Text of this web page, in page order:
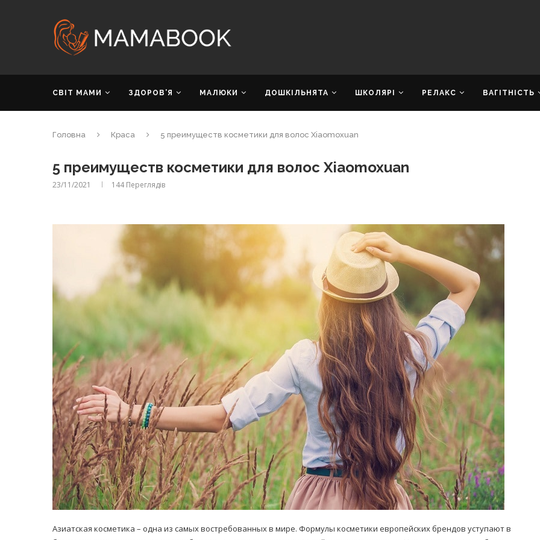
СВІТ МАМИ ЗДОРОВ’Я МАЛЮКИ ДОШКІЛЬНЯТА ШКОЛЯРІ РЕЛАКС ВАГІТНІСТЬ
Головна Краса 5 преимуществ косметики для волос Xiaomoxuan
5 преимуществ косметики для волос Xiaomoxuan
23/11/2021 144Переглядів
Азиатская косметика – одна из самых востребованных в мире. Формулы косметики европейских брендов уступают в
принимать
никакого кипятка
30/Січ/2021
Лікарі назвали симптоми
коронавірусу в дітей
14/Бер/2020
Попробуйте рецепт
легендарного супа доктора
Моро, который без...
08/Січ/2021